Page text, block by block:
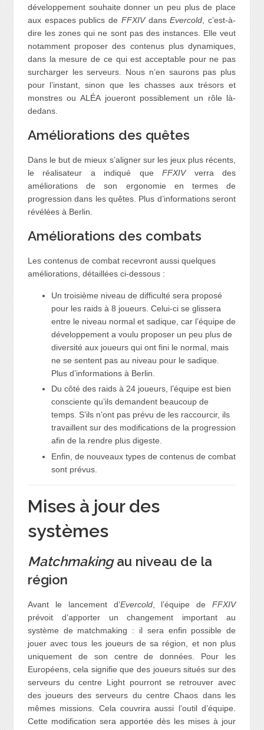
développement souhaite donner un peu plus de place
aux espaces publics de FFXIVdansEvercold , c’est-à-
dire les zones qui ne sont pas des instances. Elle veut
notamment proposer des contenus plus dynamiques,
dans la mesure de ce qui est acceptable pour ne pas
surcharger les serveurs. Nous n’en saurons pas plus
pour l’instant, sinon que les chasses aux trésors et
monstres ou ALÉA joueront possiblement un rôle là-
dedans.
Améliorations des quêtes
Dans le but de mieux s’aligner sur les jeux plus récents,
le réalisateur a indiqué queFFXIVverra des
améliorations de son ergonomie en termes de
progression dans les quêtes. Plus d’informations seront
révélées à Berlin.
Améliorations des combats
Les contenus de combat recevront aussi quelques
améliorations, détaillées ci-dessous :
Un troisième niveau de difficulté sera proposé
pour les raids à 8 joueurs. Celui-ci se glissera
entre le niveau normal et sadique, car l’équipe de
développement a voulu proposer un peu plus de
diversité aux joueurs qui ont fini le normal, mais
ne se sentent pas au niveau pour le sadique.
Plus d’informations à Berlin.
Du côté des raids à 24 joueurs, l’équipe est bien
consciente qu’ils demandent beaucoup de
temps. S’ils n’ont pas prévu de les raccourcir, ils
travaillent sur des modifications de la progression
afin de la rendre plus digeste.
Enfin, de nouveaux types de contenus de combat
sont prévus.
Mises à jour des
systèmes
Matchmakingau niveau de la
région
Avant le lancement d’Evercold, l’équipe deFFXIV
prévoit d’apporter un changement important au
système de matchmaking : il sera enfin possible de
jouer avec tous les joueurs de sa région, et non plus
uniquement de son centre de données. Pour les
Européens, cela signifie que des joueurs situés sur des
serveurs du centre Light pourront se retrouver avec
des joueurs des serveurs du centre Chaos dans les
mêmes missions. Cela couvrira aussi l’outil d’équipe.
Cette modification sera apportée dès les mises à jour